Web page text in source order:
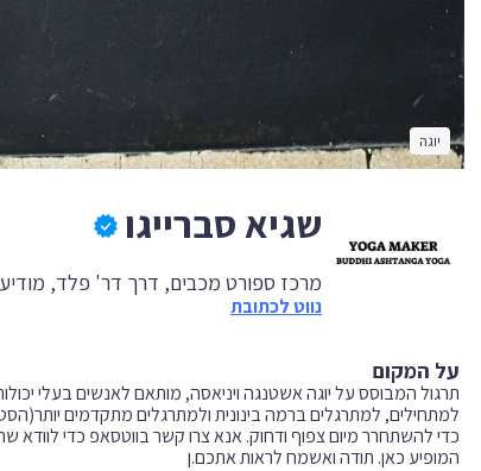
יוגה
שגיא סברייגו
מרכז ספורט מכבים, דרך דר' פלד,
נווט לכתובת
על המקום
תרגול המבוסס על יוגה אשטנגה ויניאסה, מותאם לאנשים בעלי
למתחילים, למתרגלים ברמה בינונית ולמתרגלים מתקדמים
כדי להשתחרר מיום צפוף ודחוק. אנא צרו קשר בווטסאפ כדי לוודא
המופיע כאן. תודה ואשמח לראות אתכם.ן